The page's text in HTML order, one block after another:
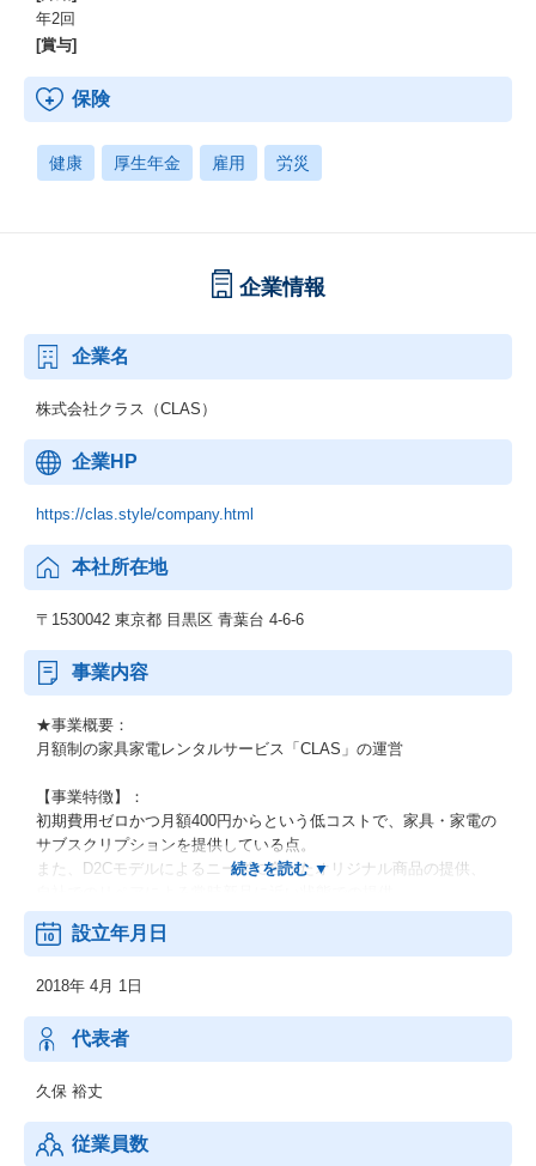
年2回
[賞与]
保険
健康 厚生年金 雇用 労災
企業情報
企業名
株式会社クラス（CLAS）
企業HP
https://clas.style/company.html
本社所在地
〒1530042 東京都 目黒区 青葉台 4-6-6
事業内容
★事業概要：
月額制の家具家電レンタルサービス「CLAS」の運営
【事業特徴】：
初期費用ゼロかつ月額400円からという低コストで、家具・家電の
サブスクリプションを提供している点。
また、D2Cモデルによるニーズに合ったオリジナル商品の提供、
そして上質な素材とシンプルなデザインにより、高品質なインテ
リアを長期間利用できることも強みです。
【ビジョン】：
～『暮らす』を自由に、軽やかに～
自分らしく自由に生きることこそが、僕らの求める良い暮らし方
です。人同士の繋がり、お金や時間や物の価値、働き方、様々な
僕たちは、時代に併せて、ある時は時代を先取り、サービスを通
じて変化や変革を先導し、
設立年月日
2018年 4月 1日
代表者
久保 裕丈
従業員数